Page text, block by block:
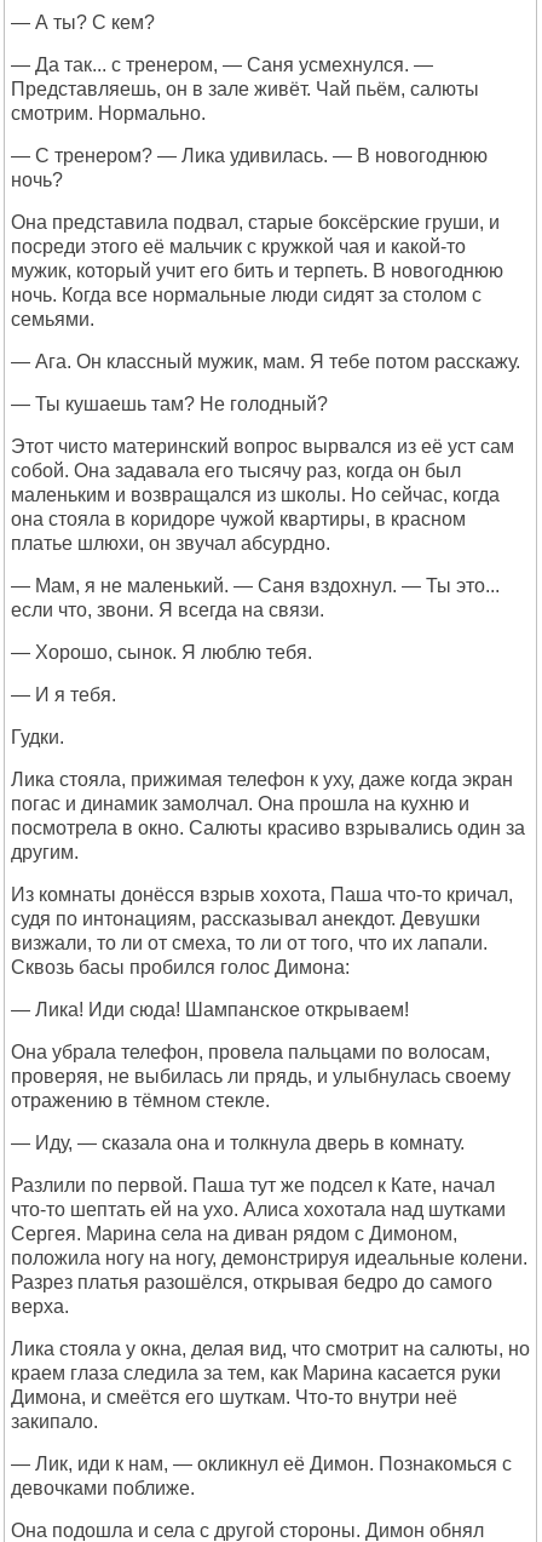
— А ты? С кем?
— Да так... с тренером, — Саня усмехнулся. —
Представляешь, он в зале живёт. Чай пьём, салюты
смотрим. Нормально.
— С тренером? — Лика удивилась. — В новогоднюю
ночь?
Она представила подвал, старые боксёрские груши, и
посреди этого её мальчик с кружкой чая и какой-то
мужик, который учит его бить и терпеть. В новогоднюю
ночь. Когда все нормальные люди сидят за столом с
семьями.
— Ага. Он классный мужик, мам. Я тебе потом расскажу.
— Ты кушаешь там? Не голодный?
Этот чисто материнский вопрос вырвался из её уст сам
собой. Она задавала его тысячу раз, когда он был
маленьким и возвращался из школы. Но сейчас, когда
она стояла в коридоре чужой квартиры, в красном
платье шлюхи, он звучал абсурдно.
— Мам, я не маленький. — Саня вздохнул. — Ты это...
если что, звони. Я всегда на связи.
— Хорошо, сынок. Я люблю тебя.
— И я тебя.
Гудки.
Лика стояла, прижимая телефон к уху, даже когда экран
погас и динамик замолчал. Она прошла на кухню и
посмотрела в окно. Салюты красиво взрывались один за
другим.
Из комнаты донёсся взрыв хохота, Паша что-то кричал,
судя по интонациям, рассказывал анекдот. Девушки
визжали, то ли от смеха, то ли от того, что их лапали.
Сквозь басы пробился голос Димона:
— Лика! Иди сюда! Шампанское открываем!
Она убрала телефон, провела пальцами по волосам,
проверяя, не выбилась ли прядь, и улыбнулась своему
отражению в тёмном стекле.
— Иду, — сказала она и толкнула дверь в комнату.
Разлили по первой. Паша тут же подсел к Кате, начал
что-то шептать ей на ухо. Алиса хохотала над шутками
Сергея. Марина села на диван рядом с Димоном,
положила ногу на ногу, демонстрируя идеальные колени.
Разрез платья разошёлся, открывая бедро до самого
верха.
Лика стояла у окна, делая вид, что смотрит на салюты, но
краем глаза следила за тем, как Марина касается руки
Димона, и смеётся его шуткам. Что-то внутри неё
закипало.
— Лик, иди к нам, — окликнул её Димон. Познакомься с
девочками поближе.
Она подошла и села с другой стороны. Димон обнял